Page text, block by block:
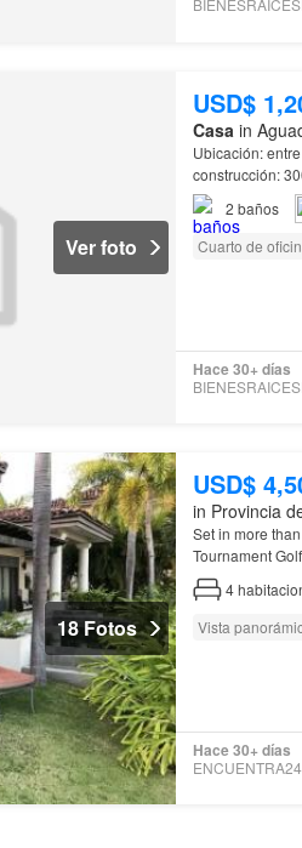
Ver foto
USD$
Casa in
Ubicación:
construcción:
footage: 300m2
2 baños
Cuarto de
Hace 30+ días
18 Fotos
USD$
in Provincia
Set in more
Tournament
4
Vista
Hace 30+ días